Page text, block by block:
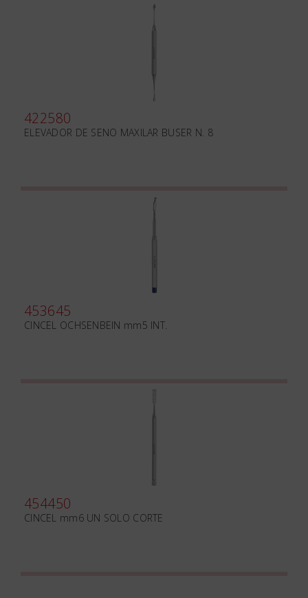
422580
ELEVADOR DE SENO MAXILAR BUSER N. 8
453645
CINCEL OCHSENBEIN mm5 INT.
454450
CINCEL mm6 UN SOLO CORTE